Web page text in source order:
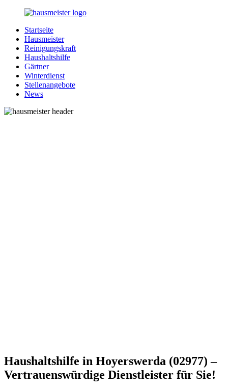
Zurück
Inhalt
Hausmeister.de
Alles
rund
Ihren
Haushalt
Startseite
Hausmeister
Reinigungskraft
Haushaltshilfe
Gärtner
Winterdienst
Stellenangebote
News
Haushaltshilfe in Hoyerswerda (02977) –
Vertrauenswürdige Dienstleister für Sie!